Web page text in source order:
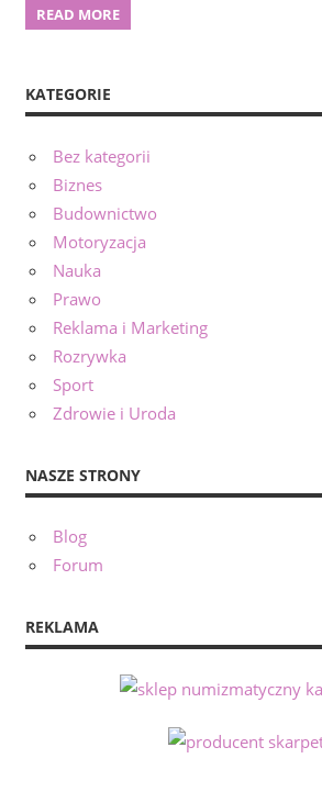
READ MORE
KATEGORIE
Bez kategorii
Biznes
Budownictwo
Motoryzacja
Nauka
Prawo
Reklama i Marketing
Rozrywka
Sport
Zdrowie i Uroda
NASZE STRONY
Blog
Forum
REKLAMA